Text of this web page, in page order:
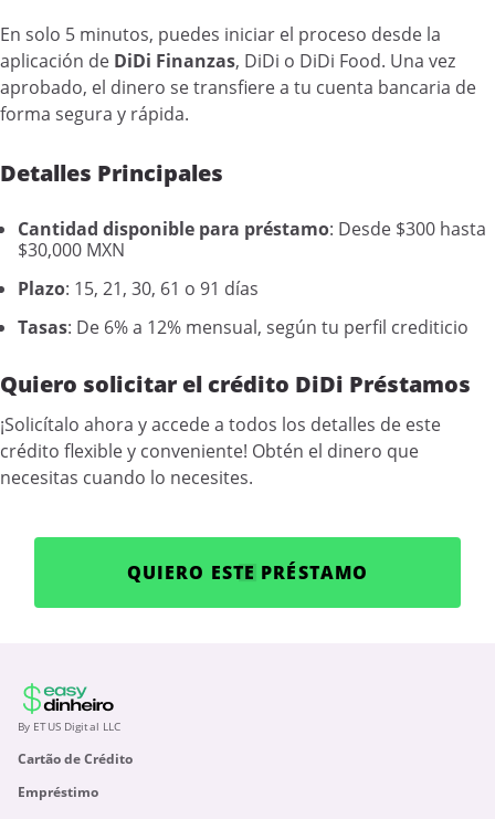
En solo 5 minutos, puedes iniciar el proceso desde la
aplicación de DiDi Finanzas, DiDi o DiDi Food. Una vez
aprobado, el dinero se transfiere a tu cuenta bancaria de
forma segura y rápida.
Detalles Principales
Cantidad disponible para préstamo: Desde $300 hasta
$30,000 MXN
Plazo: 15, 21, 30, 61 o 91 días
Tasas: De 6% a 12% mensual, según tu perfil crediticio
Quiero solicitar el crédito DiDi Préstamos
¡Solicítalo ahora y accede a todos los detalles de este
crédito flexible y conveniente! Obtén el dinero que
necesitas cuando lo necesites.
QUIERO ESTE PRÉSTAMO
By ETUS Digital LLC
Cartão de Crédito
Empréstimo